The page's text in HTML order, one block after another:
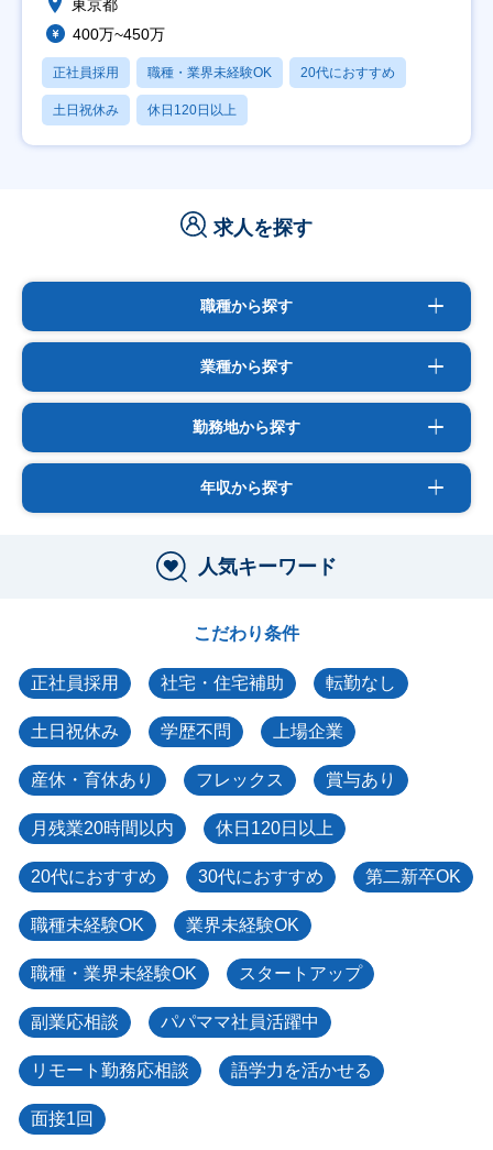
東京都
400万~450万
正社員採用 職種・業界未経験OK 20代におすすめ
土日祝休み 休日120日以上
求人を探す
職種から探す
業種から探す
勤務地から探す
年収から探す
人気キーワード
こだわり条件
正社員採用 社宅・住宅補助 転勤なし
土日祝休み 学歴不問 上場企業
産休・育休あり フレックス 賞与あり
月残業20時間以内 休日120日以上
20代におすすめ 30代におすすめ 第二新卒OK
職種未経験OK 業界未経験OK
職種・業界未経験OK スタートアップ
副業応相談 パパママ社員活躍中
リモート勤務応相談 語学力を活かせる
面接1回